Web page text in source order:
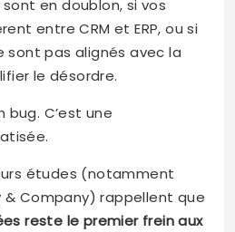
en doublon, si vos
entre CRM et ERP, ou si
sont pas alignés avec la
le désordre.
bug. C’est une
études (notamment
& Company) rappellent que
reste le premier frein aux